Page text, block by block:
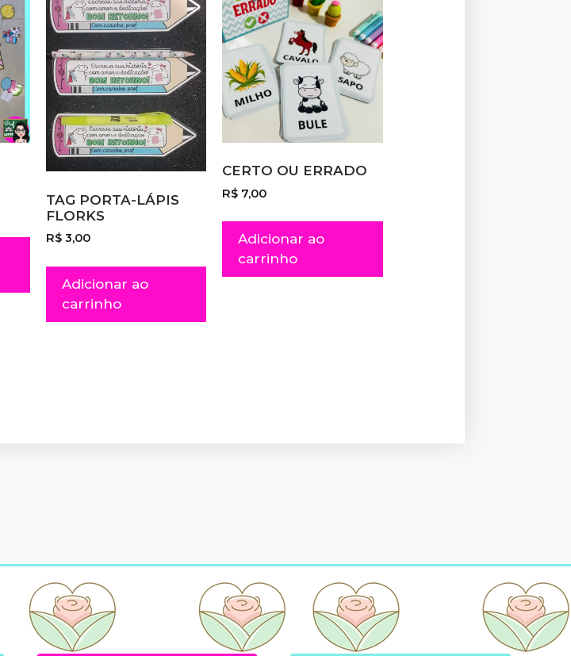
TAG PORTA-LÁPIS
FLORKS
R$3,00
Adicionar ao
carrinho
CERTO OU ERRADO
R$ 7,00
Adicionar ao
carrinho